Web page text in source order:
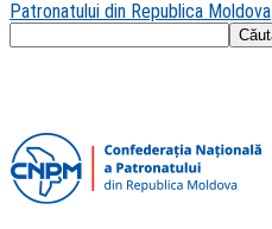
Patronatului din Republica Moldova